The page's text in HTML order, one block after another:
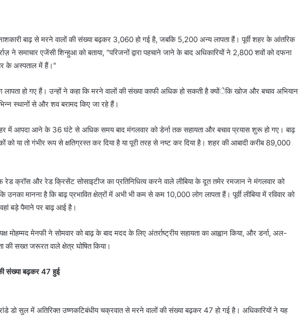
बाढ़ से मरने वालों की संख्या बढ़कर 3,060 हो गई है, जबकि 5,200 अन्य लापता हैं। पूर्वी शहर के आंतरिक
ने समाचार एजेंसी शिन्हुआ को बताया, "परिजनों द्वारा पहचाने जाने के बाद अधिकारियों ने 2,800 शवों को दफना
के अस्पताल में हैं।"
हो गए हैं। उन्हों ने कहा कि मरने वालों की संख्या काफी अधिक हो सकती है क्योंेकि खोज और बचाव अभियान
स्थानों से और शव बरामद किए जा रहे हैं।
शहर में आपदा आने के 36 घंटे से अधिक समय बाद मंगलवार को डेर्ना तक सहायता और बचाव प्रयास शुरू हो गए। बाढ़
या तो गंभीर रूप से क्षतिग्रस्त कर दिया है या पूरी तरह से नष्ट कर दिया है। शहर की आबादी करीब 89,000
और रेड क्रिसेंट सोसाइटीज का प्रतिनिधित्व करने वाले लीबिया के दूत तमेर रमजान ने मंगलवार को
मानना है कि बाढ़ प्रभावित क्षेत्रों में अभी भी कम से कम 10,000 लोग लापता हैं। पूर्वी लीबिया में रविवार को
बड़े पैमाने पर बाढ़ आई है।
मोहम्मद मेनफी ने सोमवार को बाढ़ के बाद मदद के लिए अंतर्राष्ट्रीय सहायता का आह्वान किया, और डर्ना, अल-
की सख्त जरूरत वाले क्षेत्र घोषित किया।
संख्या बढ़कर 47 हुई
ग्रांडे डो सुल में अतिरिक्त उष्णकटिबंधीय चक्रवात से मरने वालों की संख्या बढ़कर 47 हो गई है। अधिकारियों ने यह